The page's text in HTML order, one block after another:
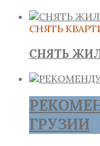
СНЯТЬ
СНЯТЬ
ГРУЗИИ